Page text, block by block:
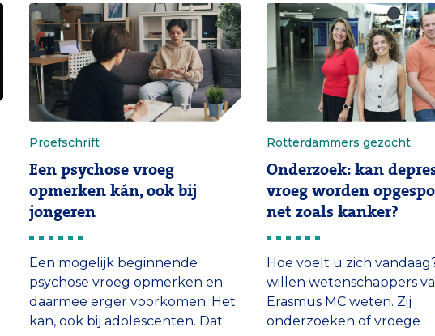
de behandeling.’
Proefschrift
Een psychose vroeg
opmerken kán, ook bij
jongeren
Een mogelijk beginnende
psychose vroeg opmerken en
daarmee erger voorkomen. Het
kan, ook bij adolescenten. Dat
Rotterdammers gezocht
Onderzoek: kan
vroeg worden
net zoals kanker?
Hoe voelt u zich
willen wetenschappers
Erasmus MC weten. Zij
onderzoeken of vroege